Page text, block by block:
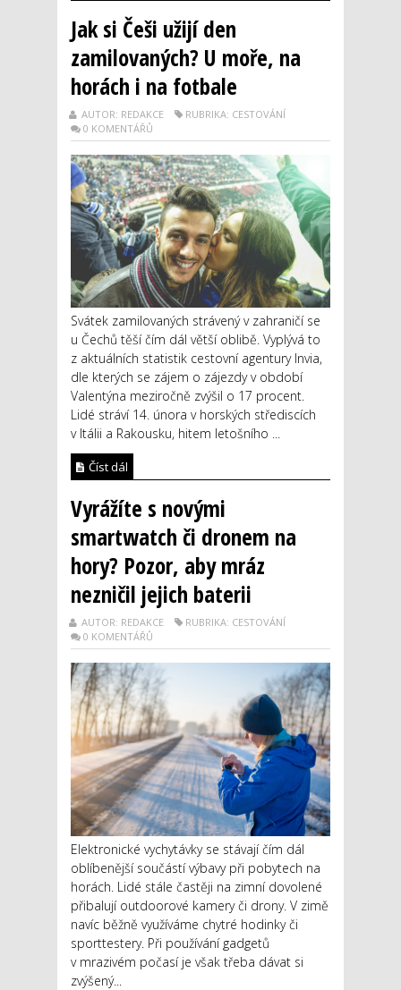
Jak si Češi užijí den
zamilovaných? U moře, na
horách i na fotbale
AUTOR: REDAKCE
RUBRIKA: CESTOVÁNÍ
0 KOMENTÁŘŮ
Svátek zamilovaných strávený v zahraničí se
u Čechů těší čím dál větší oblibě. Vyplývá to
z aktuálních statistik cestovní agentury Invia,
dle kterých se zájem o zájezdy v období
Valentýna meziročně zvýšil o 17 procent.
Lidé stráví 14. února v horských střediscích
v Itálii a Rakousku, hitem letošního ...
Číst dál
Vyrážíte s novými
smartwatch či dronem na
hory? Pozor, aby mráz
nezničil jejich baterii
AUTOR: REDAKCE
RUBRIKA: CESTOVÁNÍ
0 KOMENTÁŘŮ
Elektronické vychytávky se stávají čím dál
oblíbenější součástí výbavy při pobytech na
horách. Lidé stále častěji na zimní dovolené
přibalují outdoorové kamery či drony. V zimě
navíc běžně využíváme chytré hodinky či
sporttestery. Při používání gadgetů
v mrazivém počasí je však třeba dávat si
zvýšený...